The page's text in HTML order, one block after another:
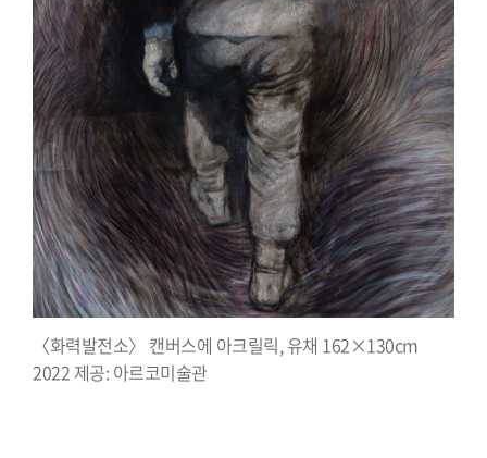
〈화력발전소〉 캔버스에 아크릴릭, 유채 162×130cm
2022 제공: 아르코미술관